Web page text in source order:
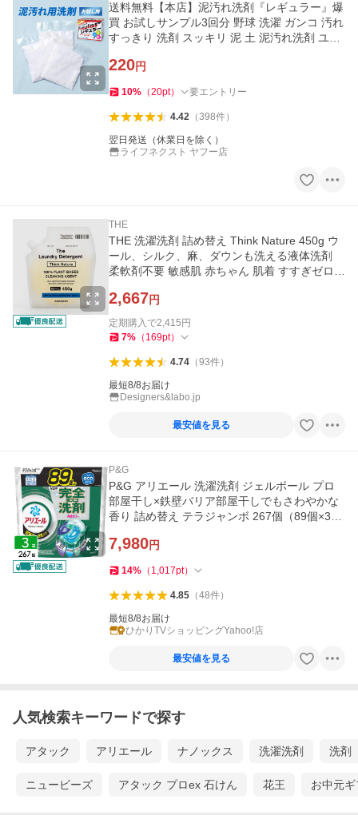
送料無料【本店】泥汚れ洗剤『レギュラー』爆
買 お試しサンプル3回分 野球 洗濯 ガンコ 汚れ
すっきり 洗剤 スッキリ 泥 土 泥汚れ洗剤 ユニ
220円
10% （20pt） 要エントリー
4.42（398件）
翌日発送（休業日を除く）
ライフネクスト ヤフー店
THE
THE 洗濯洗剤 詰め替え Think Nature 450g ウ
ール、シルク、麻、ダウンも洗える液体洗剤
柔軟剤不要 敏感肌 赤ちゃん 肌着 すすぎゼロ
2,667円
定期購入で2,415 円
7% （ 169pt）
4.74（93件）
最短8/8お届け
Designers&labo.jp
最安値を見る
P&G
P&G アリエール 洗濯洗剤 ジェルボール プロ
部屋干し×鉄壁バリア部屋干しでもさわやかな
香り 詰め替え テラジャンボ 267個（89個×3
7,980円
14% （ 1,017pt）
4.85（48件）
最短8/8お届け
ひかりTVショッピングYahoo!店
最安値を見る
人気検索キーワードで探す
アタック アリエール ナノックス 洗濯洗剤 洗剤
ニュービーズ アタック プロex 石けん 花王 お中元